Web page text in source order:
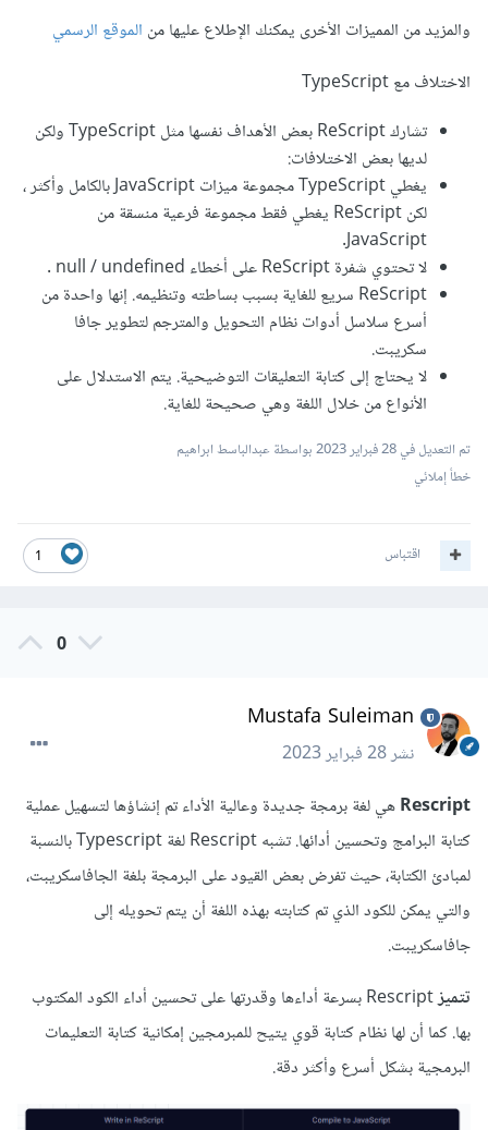
والمزيد من المميزات الأخرى يمكنك الإطلاع عليها من الموقع الرسمي
الاختلاف مع TypeScript
تشارك ReScript بعض الأهداف نفسها مثل TypeScript ولكن
لديها بعض الاختلافات:
يغطي TypeScript مجموعة ميزات JavaScript بالكامل وأكثر ،
لكن ReScript يغطي فقط مجموعة فرعية منسقة من
JavaScript.
لا تحتوي شفرة ReScript على أخطاء null / undefined .
ReScript سريع للغاية بسبب بساطته وتنظيمه. إنها واحدة من
أسرع سلاسل أدوات نظام التحويل والمترجم لتطوير جافا
سكريبت.
لا يحتاج إلى كتابة التعليقات التوضيحية. يتم الاستدلال على
الأنواع من خلال اللغة وهي صحيحة للغاية.
تم التعديل في28 فبراير 2023
بواسطة عبدالباسط ابراهيم
خطأ إملائي
1 اقتباس
0
Mustafa Suleiman
نشر28 فبراير 2023
Rescript هي لغة برمجة جديدة وعالية الأداء تم إنشاؤها لتسهيل عملية
كتابة البرامج وتحسين أدائها. تشبه Rescript لغة Typescript بالنسبة
لمبادئ الكتابة، حيث تفرض بعض القيود على البرمجة بلغة الجافاسكريبت،
والتي يمكن للكود الذي تم كتابته بهذه اللغة أن يتم تحويله إلى
جافاسكريبت.
تتميز
Rescript بسرعة أداءها وقدرتها على تحسين أداء الكود المكتوب
بها. كما أن لها نظام كتابة قوي يتيح للمبرمجين إمكانية كتابة التعليمات
البرمجية بشكل أسرع وأكثر دقة.